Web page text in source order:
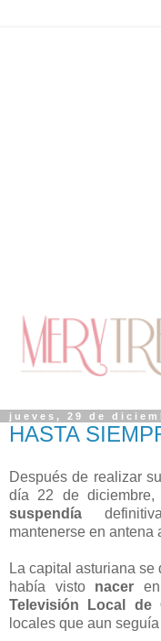
jueves, 29 de
HASTA
Después de realizar
día 22 de diciembre,
suspendía
mantenerse en antena
La capital asturiana
había visto nacer
Televisión Local de
locales que aun